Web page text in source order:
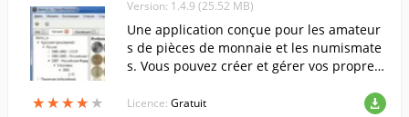
chercher dans des piles de seconds autoc
ollants en se posant la question : " Est-ce
que cet autocollant est ou non ? ". Tapez l
e numéro et il vous dit instantanément ce
★★★★ ★
★★★★ ★
Version: 1.4.9 (25.52 MB)
Une application conçue pour les amateur
s de pièces de monnaie et les numismate
s. Vous pouvez créer et gérer vos propres
tions détaillées et des photos des pièces.
Licence: Gratuit